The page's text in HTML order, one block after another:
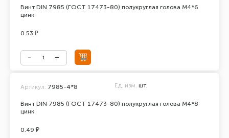
Винт DIN 7985 (ГОСТ 17473-80) полукруглая голова М4*6
цинк
0.53 ₽
Винт DIN 7985 (ГОСТ 17473-80) полукруглая голова М4*8
цинк
Артикул: 7985-4*8 Ед. изм. шт.
0.49 ₽